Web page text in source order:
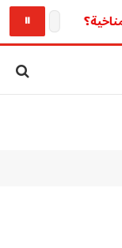
الحق بسرعة
⏸